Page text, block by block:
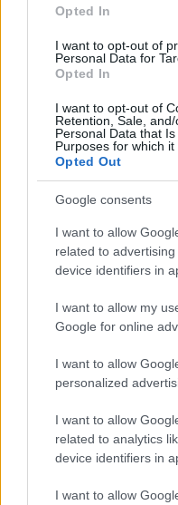
Opted In
I want to opt-out of
Personal Data for
Opted In
I want to opt-out of
Retention, Sale,
Personal Data that
Purposes for which it
Opted Out
Google consents
I want to allow
related to
device identifiers in
I want to allow my
Google for online
I want to allow
personalized
I want to allow
related to analytics
device identifiers in
I want to allow
investidores para
levar o preço dotoken
Embora o token X2P tenha
de 26,26% nas últimas
está em alta. Na
você deve procurar
Giorgia